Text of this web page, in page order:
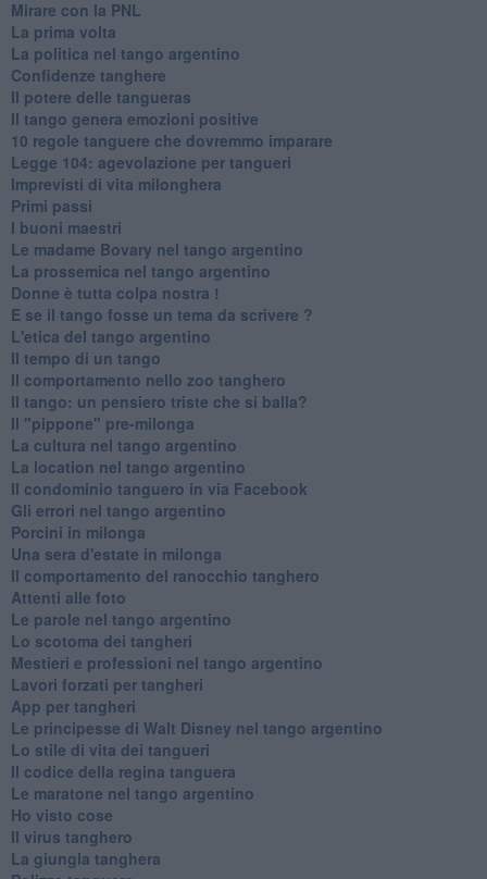
Mirare con la PNL
La prima volta
La politica nel tango argentino
Confidenze tanghere
Il potere delle tangueras
Il tango genera emozioni positive
10 regole tanguere che dovremmo imparare
Legge 104: agevolazione per tangueri
Imprevisti di vita milonghera
Primi passi
I buoni maestri
Le madame Bovary nel tango argentino
La prossemica nel tango argentino
Donne è tutta colpa nostra !
E se il tango fosse un tema da scrivere ?
L'etica del tango argentino
Il tempo di un tango
Il comportamento nello zoo tanghero
Il tango: un pensiero triste che si balla?
Il "pippone" pre-milonga
La cultura nel tango argentino
La location nel tango argentino
Il condominio tanguero in via Facebook
Gli errori nel tango argentino
Porcini in milonga
Una sera d'estate in milonga
Il comportamento del ranocchio tanghero
Attenti alle foto
Le parole nel tango argentino
Lo scotoma dei tangheri
Mestieri e professioni nel tango argentino
Lavori forzati per tangheri
App per tangheri
Le principesse di Walt Disney nel tango argentino
Lo stile di vita dei tangueri
Il codice della regina tanguera
Le maratone nel tango argentino
Ho visto cose
Il virus tanghero
La giungla tanghera